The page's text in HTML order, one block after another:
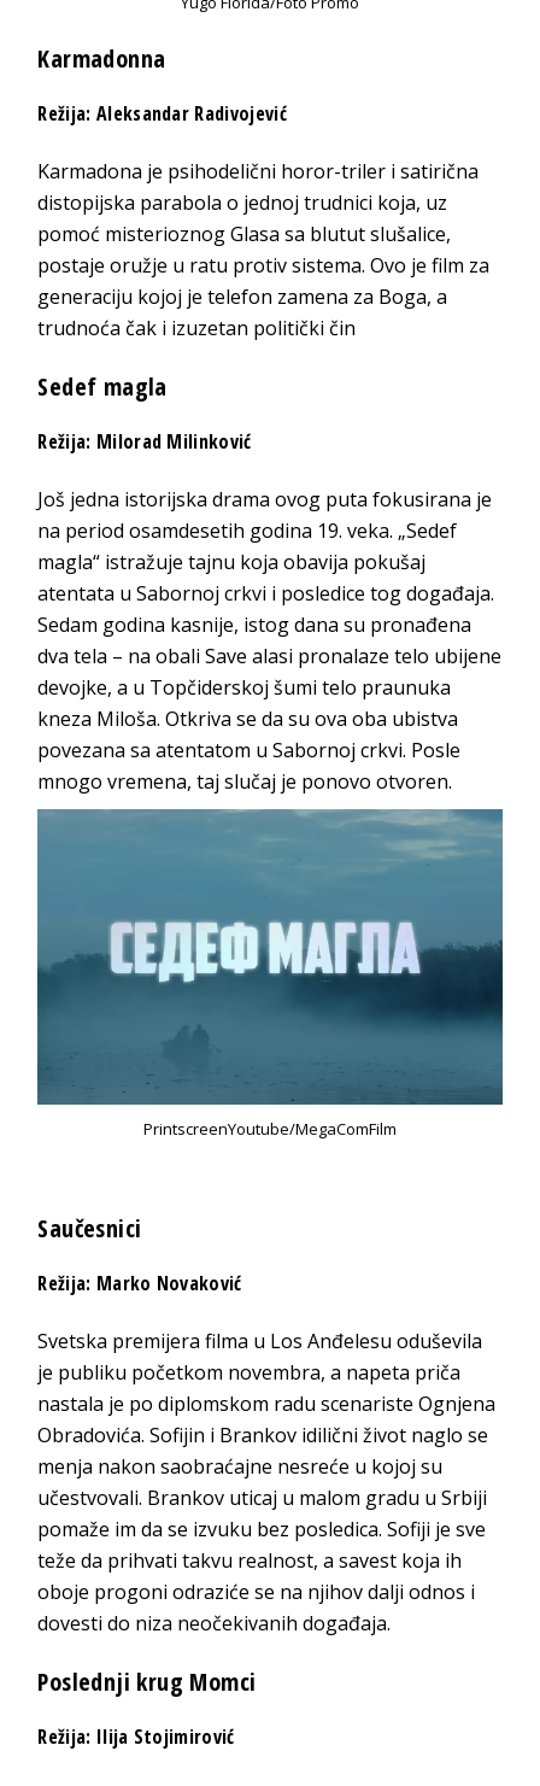
Karmadonna
Režija: Aleksandar Radivojević
Karmadona je psihodelični horor-triler i satirična
distopijska parabola o jednoj trudnici koja, uz
pomoć misterioznog Glasa sa blutut slušalice,
postaje oružje u ratu protiv sistema. Ovo je film za
generaciju kojoj je telefon zamena za Boga, a
trudnoća čak i izuzetan politički čin
Sedef magla
Režija: Milorad Milinković
Još jedna istorijska drama ovog puta fokusirana je
na period osamdesetih godina 19. veka. „Sedef
magla“ istražuje tajnu koja obavija pokušaj
atentata u Sabornoj crkvi i posledice tog događaja.
Sedam godina kasnije, istog dana su pronađena
dva tela – na obali Save alasi pronalaze telo ubijene
devojke, a u Topčiderskoj šumi telo praunuka
kneza Miloša. Otkriva se da su ova oba ubistva
povezana sa atentatom u Sabornoj crkvi. Posle
mnogo vremena, taj slučaj je ponovo otvoren.
PrintscreenYoutube/MegaComFilm
Saučesnici
Režija: Marko Novaković
Svetska premijera filma u Los Anđelesu oduševila
je publiku početkom novembra, a napeta priča
nastala je po diplomskom radu scenariste Ognjena
Obradovića. Sofijin i Brankov idilični život naglo se
menja nakon saobraćajne nesreće u kojoj su
učestvovali. Brankov uticaj u malom gradu u Srbiji
pomaže im da se izvuku bez posledica. Sofiji je sve
teže da prihvati takvu realnost, a savest koja ih
oboje progoni odraziće se na njihov dalji odnos i
dovesti do niza neočekivanih događaja.
Poslednji krug Momci
Režija: Ilija Stojimirović